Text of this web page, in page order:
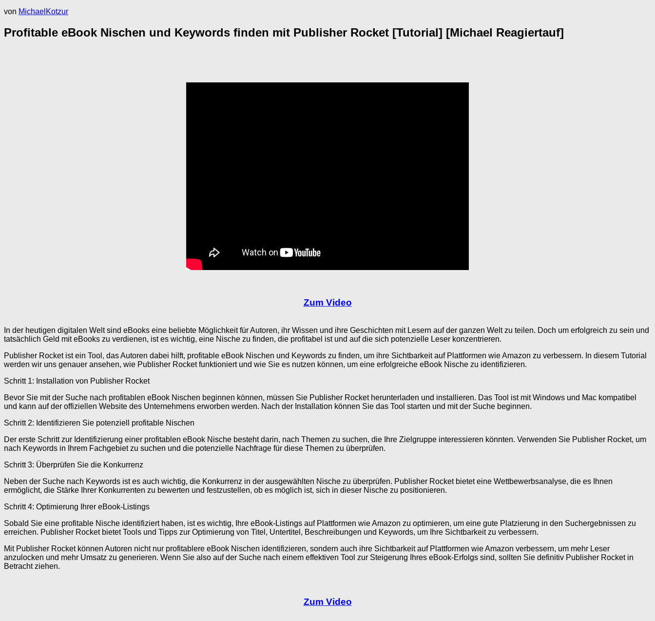
von MichaelKotzur
Profitable eBook Nischen und Keywords finden mit Publisher Rocket [Tutorial] [Michael Reagiertauf]
Zum Video
In der heutigen digitalen Welt sind eBooks eine beliebte Möglichkeit für Autoren, ihr Wissen und ihre Geschichten mit Lesern auf der ganzen Welt zu teilen. Doch um erfolgreich zu sein und
tatsächlich Geld mit eBooks zu verdienen, ist es wichtig, eine Nische zu finden, die profitabel ist und auf die sich potenzielle Leser konzentrieren.
Publisher Rocket ist ein Tool, das Autoren dabei hilft, profitable eBook Nischen und Keywords zu finden, um ihre Sichtbarkeit auf Plattformen wie Amazon zu verbessern. In diesem Tutorial
werden wir uns genauer ansehen, wie Publisher Rocket funktioniert und wie Sie es nutzen können, um eine erfolgreiche eBook Nische zu identifizieren.
Schritt 1: Installation von Publisher Rocket
Bevor Sie mit der Suche nach profitablen eBook Nischen beginnen können, müssen Sie Publisher Rocket herunterladen und installieren. Das Tool ist mit Windows und Mac kompatibel
und kann auf der offiziellen Website des Unternehmens erworben werden. Nach der Installation können Sie das Tool starten und mit der Suche beginnen.
Schritt 2: Identifizieren Sie potenziell profitable Nischen
Der erste Schritt zur Identifizierung einer profitablen eBook Nische besteht darin, nach Themen zu suchen, die Ihre Zielgruppe interessieren könnten. Verwenden Sie Publisher Rocket, um
nach Keywords in Ihrem Fachgebiet zu suchen und die potenzielle Nachfrage für diese Themen zu überprüfen.
Schritt 3: Überprüfen Sie die Konkurrenz
Neben der Suche nach Keywords ist es auch wichtig, die Konkurrenz in der ausgewählten Nische zu überprüfen. Publisher Rocket bietet eine Wettbewerbsanalyse, die es Ihnen
ermöglicht, die Stärke Ihrer Konkurrenten zu bewerten und festzustellen, ob es möglich ist, sich in dieser Nische zu positionieren.
Schritt 4: Optimierung Ihrer eBook-Listings
Sobald Sie eine profitable Nische identifiziert haben, ist es wichtig, Ihre eBook-Listings auf Plattformen wie Amazon zu optimieren, um eine gute Platzierung in den Suchergebnissen zu
erreichen. Publisher Rocket bietet Tools und Tipps zur Optimierung von Titel, Untertitel, Beschreibungen und Keywords, um Ihre Sichtbarkeit zu verbessern.
Mit Publisher Rocket können Autoren nicht nur profitablere eBook Nischen identifizieren, sondern auch ihre Sichtbarkeit auf Plattformen wie Amazon verbessern, um mehr Leser
anzulocken und mehr Umsatz zu generieren. Wenn Sie also auf der Suche nach einem effektiven Tool zur Steigerung Ihres eBook-Erfolgs sind, sollten Sie definitiv Publisher Rocket in
Betracht ziehen.
Zum Video